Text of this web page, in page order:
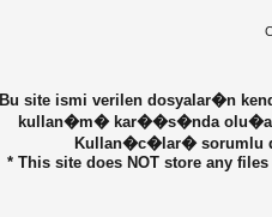
Bu site ismi verilen dosyalar�n
kullan�m� kar��s�nda
Kullan�c�lar� sorumlu
* This site does NOT store any